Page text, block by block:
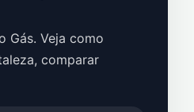
Gás. Veja como
, comparar